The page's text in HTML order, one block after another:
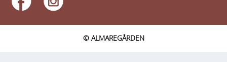
© ALMAREGÅRDEN